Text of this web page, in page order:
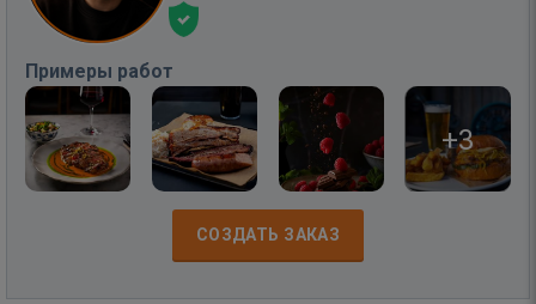
Примеры работ
+3
СОЗДАТЬ ЗАКАЗ